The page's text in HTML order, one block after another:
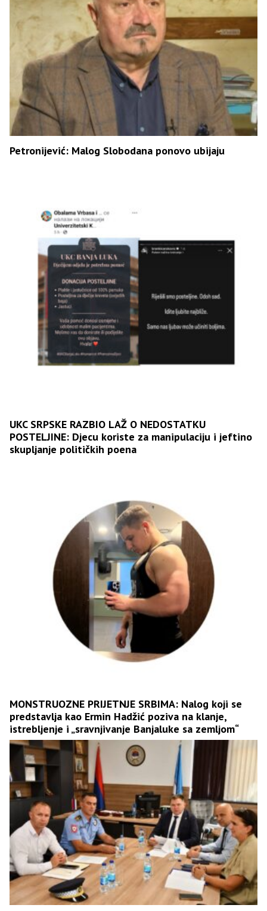
Petronijević: Malog Slobodana ponovo ubijaju
UKC SRPSKE RAZBIO LAŽ O NEDOSTATKU
POSTELJINE: Djecu koriste za manipulaciju i jeftino
skupljanje političkih poena
MONSTRUOZNE PRIJETNJE SRBIMA: Nalog koji se
predstavlja kao Ermin Hadžić poziva na klanje,
istrebljenje i „sravnjivanje Banjaluke sa zemljom“